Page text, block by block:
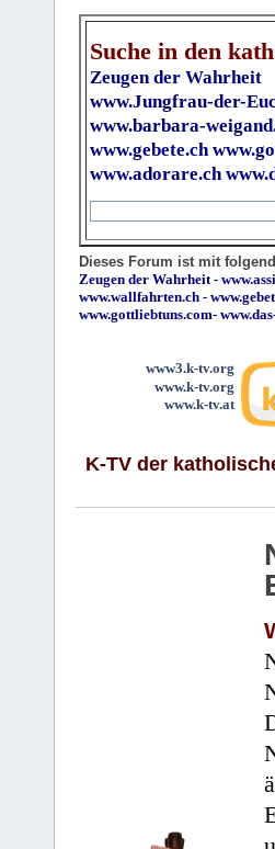
Suche in den
Zeugen der Wahrheit
www.Jungfrau-der-
www.barbara-
www.gebete.ch
www.adorare.ch
Dieses Forum ist mit
Zeugen der Wahrheit -
www.wallfahrten.ch -
www.gottliebtuns.com-
www3.k-tv.org
www.k-tv.org
www.k-tv.at
K-TV der